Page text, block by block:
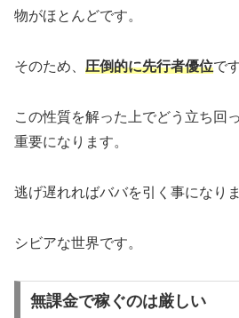
物がほとんどです。
そのため、 圧倒的に先行者優位で
この性質を解った上でどう立ち回
重要になります。
逃げ遅れればババを引く事になりま
シビアな世界です。
無課金で稼ぐのは厳しい